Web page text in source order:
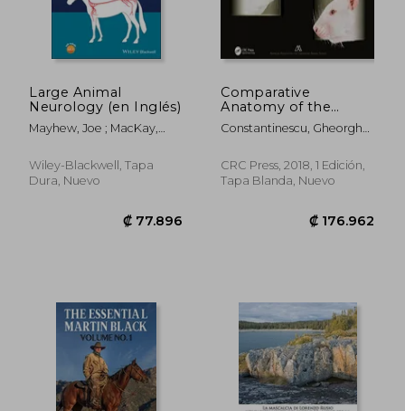
₡ 55.542 ₡
Large Animal
Neurology (en Inglés)
Mayhew, Joe ; MacKay,
Wiley-Blackwell, Tapa
Dura, Nuevo
Comparative
Anatomy of the
Mouse and the Rat: A
Color Atlas and Text
Constantinescu, Gheorghe
CRC Press, 2018, 1 Edición,
Tapa Blanda, Nuevo